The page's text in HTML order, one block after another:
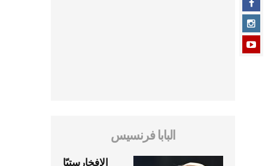
البابا فرنسيس
الإفخارستيّا